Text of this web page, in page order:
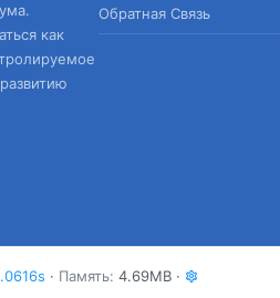
как
Обратная Связь
Память 4.69MB